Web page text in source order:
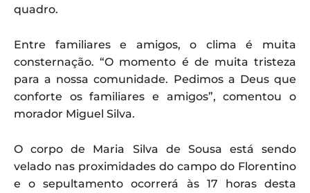
quadro.
Entre familiares e amigos, o clima é muita
consternação. “O momento é de muita tristeza
para a nossa comunidade. Pedimos a Deus que
conforte os familiares e amigos”, comentou o
morador Miguel Silva.
O corpo de Maria Silva de Sousa está sendo
velado nas proximidades do campo do Florentino
e o sepultamento ocorrerá às 17 horas desta